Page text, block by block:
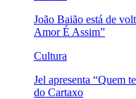
João Baião está de
Amor É Assim”
Cultura
Jel apresenta “Quem
do Cartaxo